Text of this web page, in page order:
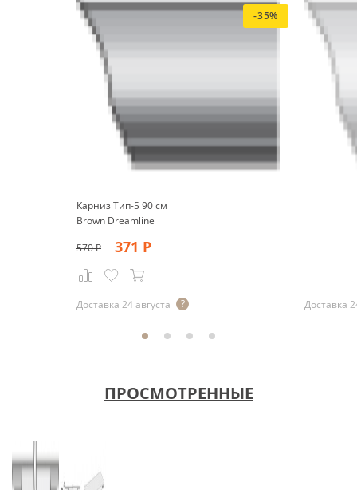
-35%
Карниз Тип-5 90 см
Brown Dreamline
570Р 371 Р
Доставка 24 августа Доставка
ПРОСМОТРЕННЫЕ